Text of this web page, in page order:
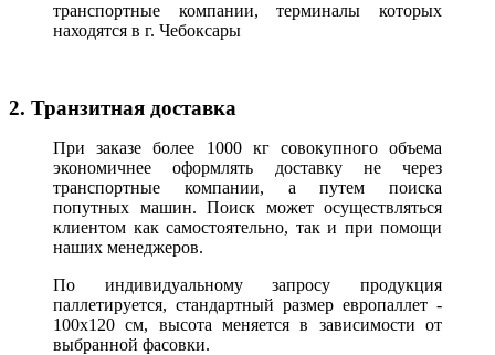
транспортные компании, терминалы которых
находятся в г. Чебоксары
2. Транзитная доставка
При заказе более 1000 кг совокупного объема
экономичнее оформлять доставку не через
транспортные компании, а путем поиска
попутных машин. Поиск может осуществляться
клиентом как самостоятельно, так и при помощи
наших менеджеров.
По индивидуальному запросу продукция
паллетируется, стандартный размер европаллет -
100х120 см, высота меняется в зависимости от
выбранной фасовки.